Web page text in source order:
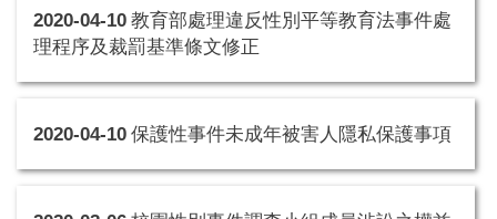
2020-04-10 教育部處理違反性別平等教育法事件處
理程序及裁罰基準條文修正
2020-04-10 保護性事件未成年被害人隱私保護事項